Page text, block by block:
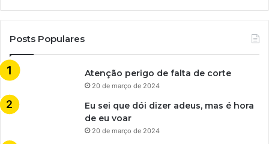
Posts Populares
Atenção perigo de falta de corte
20 de março de 2024
Eu sei que dói dizer adeus, mas é hora
de eu voar
20 de março de 2024